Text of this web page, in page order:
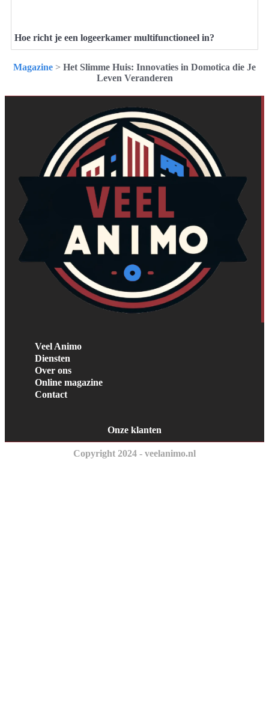
Hoe richt je een logeerkamer multifunctioneel in?
Magazine > Het Slimme Huis: Innovaties in Domotica die Je
Leven Veranderen
Veel Animo
Diensten
Over ons
Online magazine
Contact
Onze klanten
Copyright 2024 - veelanimo.nl